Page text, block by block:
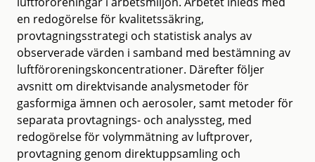
en redogörelse för kvalitetssäkring,
provtagningsstrategi och statistisk analys av
observerade värden i samband med bestämning av
luftföroreningskoncentrationer. Därefter följer
avsnitt om direktvisande analysmetoder för
gasformiga ämnen och aerosoler, samt metoder för
separata provtagnings- och analyssteg, med
redogörelse för volymmätning av luftprover,
provtagning genom direktuppsamling och